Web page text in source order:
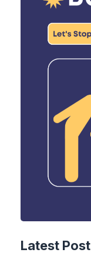
Latest Post